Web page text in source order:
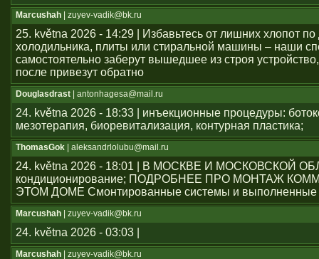
Marcushah | zuyev-vadik@bk.ru
25. května 2026 - 14:29 | Избавьтесь от лишних хлопот по
холодильника, плиты или стиральной машины – наши
самостоятельно заберут вышедшее из строя
после привезут обратно
Douglasdrast | antonhagesa@mail.ru
24. května 2026 - 18:33 | инъекционные процедуры:
мезотерапия, биоревитализация, контурная пластика;
ThomasGok | aleksandrlolubu@mail.ru
24. května 2026 - 18:01 | В МОСКВЕ И МОСКОВСКОЙ
кондиционирование; ПОДРОБНЕЕ ПРО МОНТАЖ
ЭТОМ ДОМЕ Смонтированные системы и выполненные
Marcushah | zuyev-vadik@bk.ru
24. května 2026 - 03:03 |
Marcushah | zuyev-vadik@bk.ru